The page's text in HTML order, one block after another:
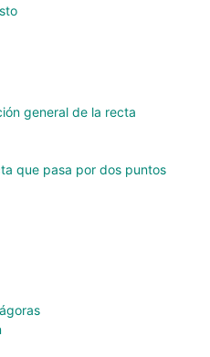
general de la recta
que pasa por dos puntos